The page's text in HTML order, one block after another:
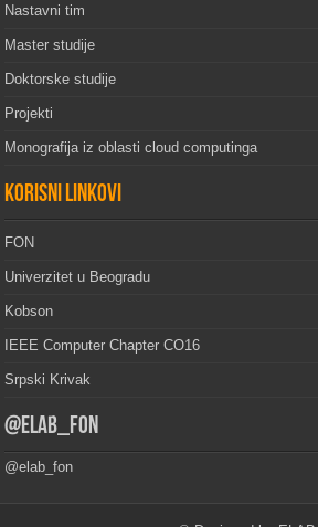
Nastavni tim
Master studije
Doktorske studije
Projekti
Monografija iz oblasti cloud computinga
Korisni linkovi
FON
Univerzitet u Beogradu
Kobson
IEEE Computer Chapter CO16
Srpski Krivak
@elab_fon
@elab_fon